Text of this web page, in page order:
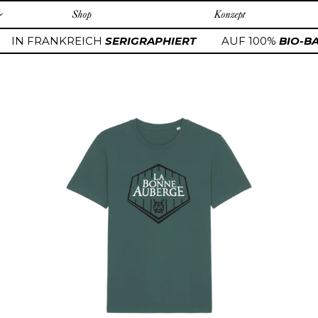
Shop Konzept
IN FRANKREICHSERIGRAPHIERT AUF 100%BIO-
Bonne
Auberge